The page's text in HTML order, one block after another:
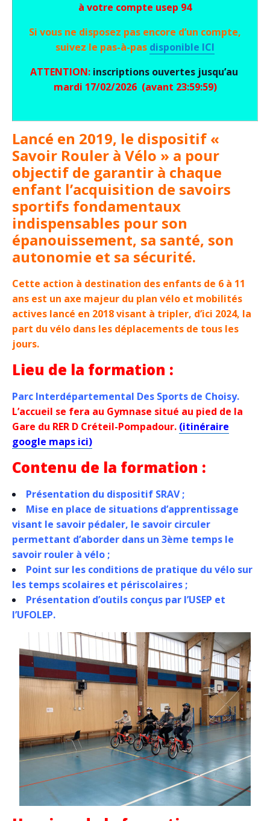
à votre compte usep 94
Si vous ne disposez pas encore d’un compte,
suivez le pas-à-pas disponible ICI
ATTENTION:inscriptions ouvertes jusqu’au
mardi 17/02/2026 (avant 23:59:59)
Lancé en 2019, le dispositif «
Savoir Rouler à Vélo » a pour
objectif de garantir à chaque
enfant l’acquisition de savoirs
sportifs fondamentaux
indispensables pour son
épanouissement, sa santé, son
autonomie et sa sécurité.
Cette action à destination des enfants de 6 à 11
ans est un axe majeur du plan vélo et mobilités
actives lancé en 2018 visant à tripler, d’ici 2024, la
part du vélo dans les déplacements de tous les
jours.
Lieu de la formation :
Parc Interdépartemental Des Sports de Choisy.
L’accueil se fera au Gymnase situé au pied de la
Gare du RER D Créteil-Pompadour. (itinéraire
google maps ici)
Contenu de la formation :
Présentation du dispositif SRAV ;
Mise en place de situations d’apprentissage
visant le savoir pédaler, le savoir circuler
permettant d’aborder dans un 3ème temps le
savoir rouler à vélo ;
Point sur les conditions de pratique du vélo sur
les temps scolaires et périscolaires ;
Présentation d’outils conçus par l’USEP et
l’UFOLEP.